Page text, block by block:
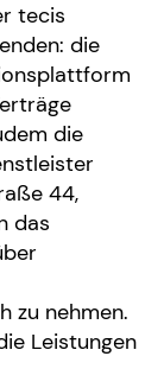
tecis
die
die
44,
das
zu nehmen.
Leistungen